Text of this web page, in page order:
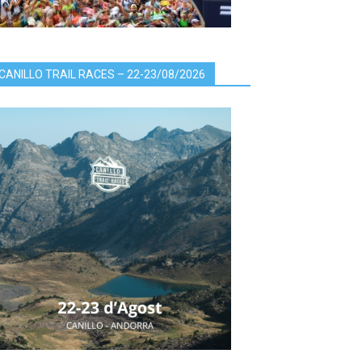
TRAIL RACES – 22-23/08/2026